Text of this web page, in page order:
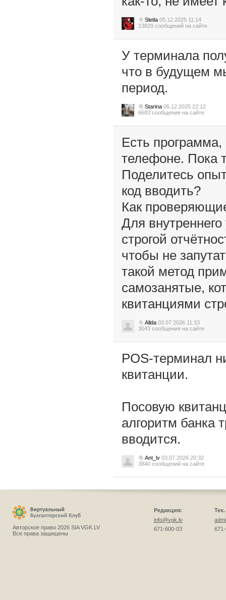
Sletla 05.12.2025 11:14
13829 сообщений на сайте
У терминала
что в будущем
период.
Starina 05.12.2025 22:12
6683 сообщения на сайте
Есть
телефоне. Пока
Поделитесь
код вводить?
Как
Для
строгой
чтобы не
такой метод
самозанятые,
квитанциями
Allda 03.07.2026 11:33
3043 сообщения на сайте
POS-терминал
квитанции.
Посовую
алгоритм банка
вводится.
Ant_lv 03.07.2026 20:32
3840 сообщений на сайте
Авторское право 2026 SIA VGK.LV
Все права защищены
Редакция:
info@vgk.lv
671-600-03